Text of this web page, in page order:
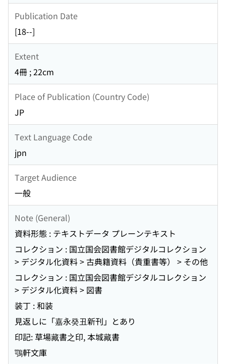
Publication Date
[18--]
Extent
4冊 ; 22cm
Place of Publication (Country Code)
JP
Text Language Code
jpn
Target Audience
一般
Note (General)
資料形態 : テキストデータ プレーンテキスト
コレクション : 国立国会図書館デジタルコレクション
> デジタル化資料 > 古典籍資料（貴重書等） > その他
コレクション : 国立国会図書館デジタルコレクション
> デジタル化資料 > 図書
装丁 : 和装
見返しに「嘉永癸丑新刊」とあり
印記: 草場藏書之印, 本城藏書
鶚軒文庫